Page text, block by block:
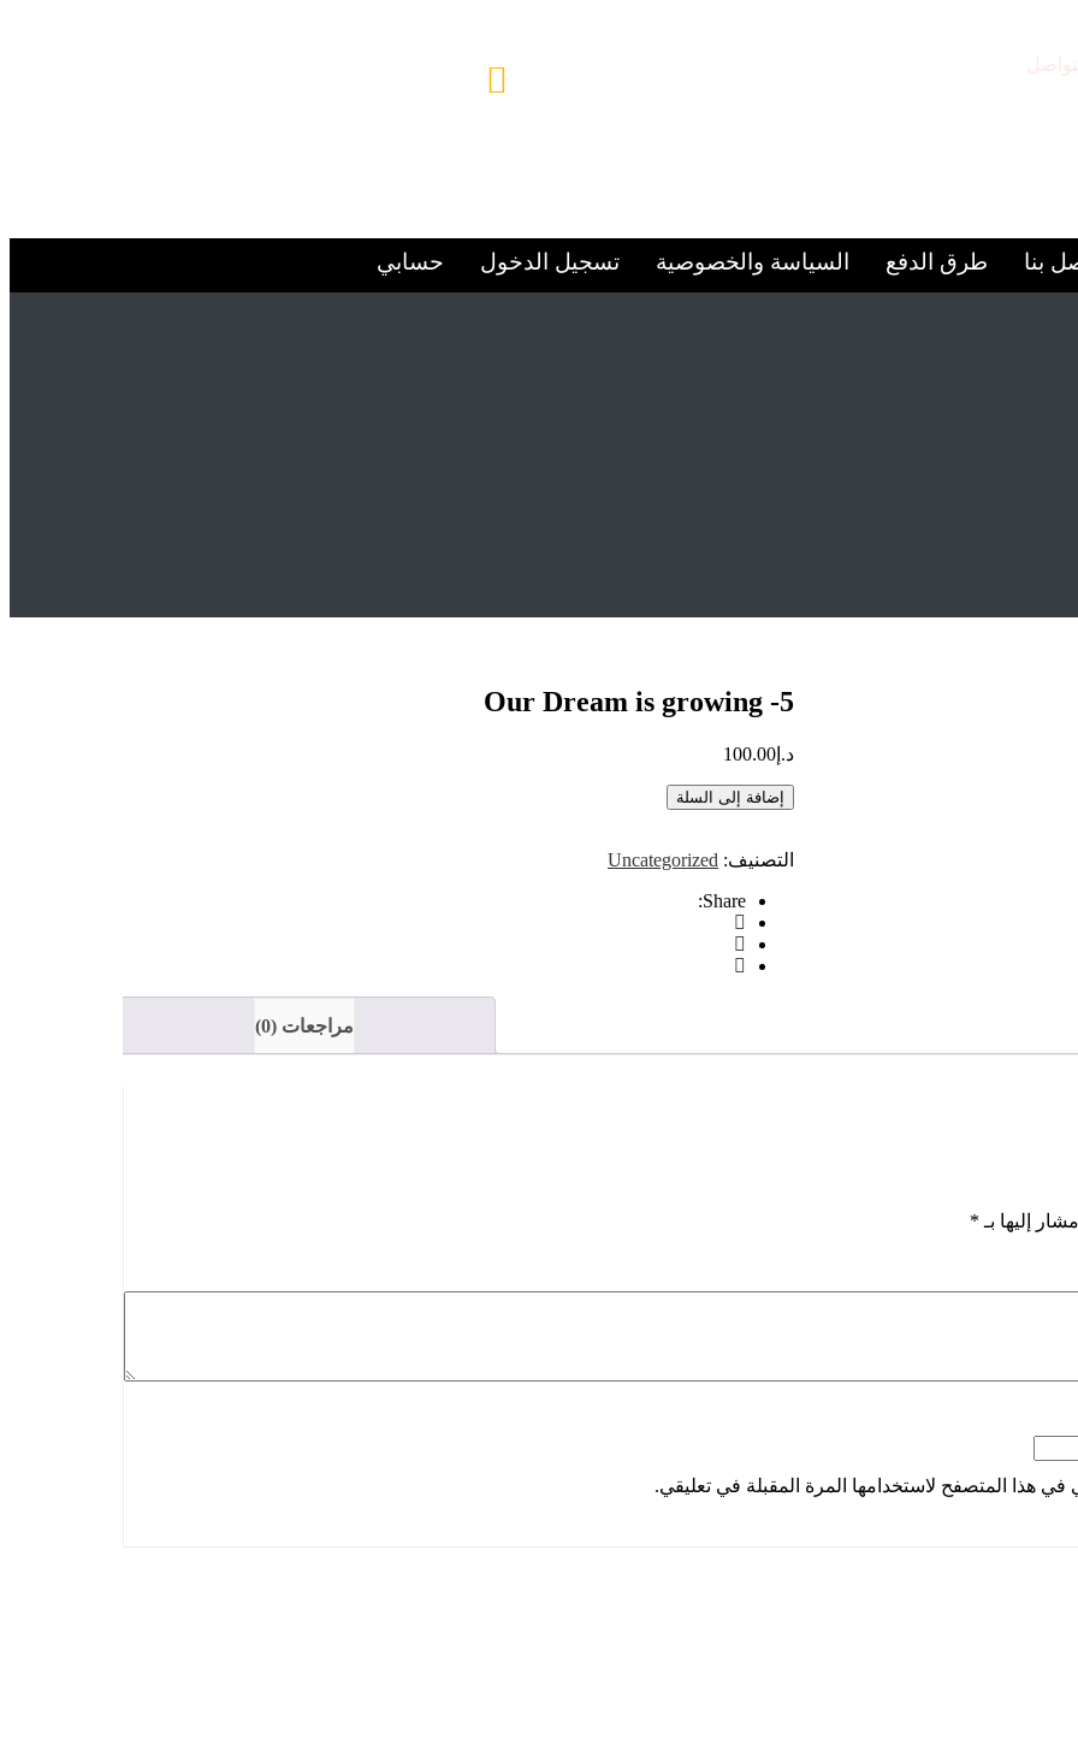
بنا طرق الدفع السياسة والخصوصية تسجيل الدخول حسابي
Our Dream is growing -5
د.إ 100.00
إضافة إلى السلة
التصنيف: Uncategorized
Share:
مراجعات (0)
إليها بـ *
في هذا المتصفح لاستخدامها المرة المقبلة في تعليقي.